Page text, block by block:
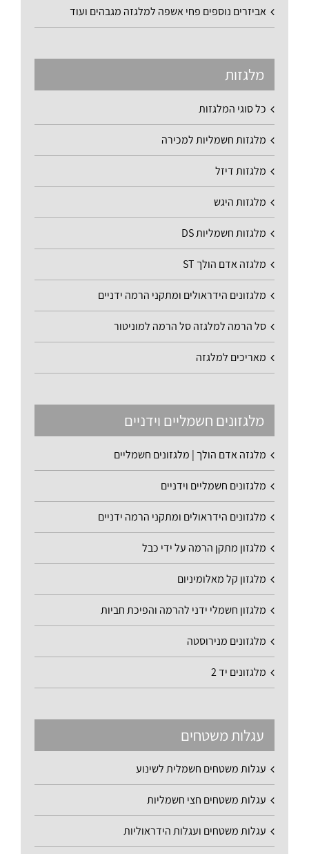
אביזרים נוספים פחי אשפה למלגזה מגבהים ועוד
מלגזות
כל סוגי המלגזות
מלגזות חשמליות למכירה
מלגזות דיזל
מלגזות היגש
מלגזות חשמליות DS
מלגזה אדם הולך ST
מלגזונים הידראולים ומתקני הרמה ידניים
סל הרמה למלגזה סל הרמה למוניטור
מאריכים למלגזה
מלגזונים חשמליים וידניים
מלגזה אדם הולך | מלגזונים חשמליים
מלגזונים חשמליים וידניים
מלגזונים הידראולים ומתקני הרמה ידניים
מלגזון מתקן הרמה על ידי כבל
מלגזון קל מאלומיניום
מלגזון חשמלי ידני להרמה והפיכת חביות
מלגזונים מנירוסטה
מלגזונים יד 2
עגלות משטחים
עגלות משטחים חשמלית לשינוע
עגלות משטחים חצי חשמליות
עגלות משטחים ועגלות הידראוליות